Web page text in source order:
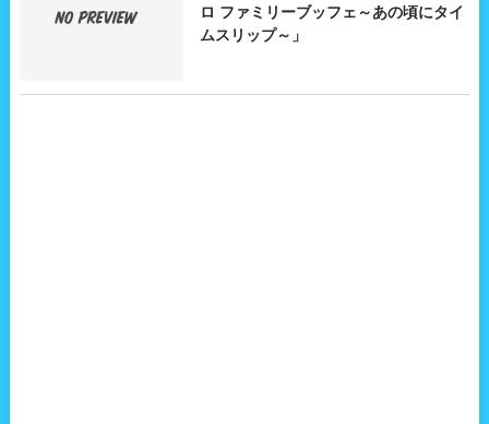
ロ ファミリーブッフェ～あの頃にタイ
ムスリップ～」